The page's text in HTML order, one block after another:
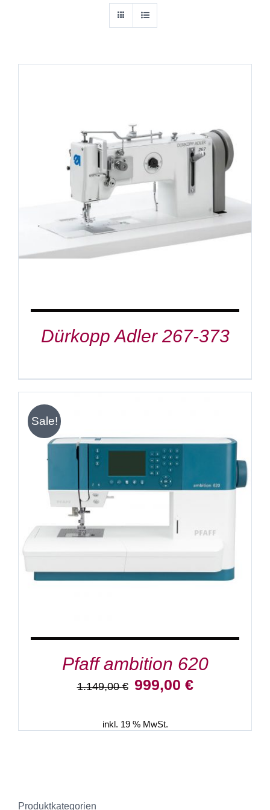
DETAILS
Dürkopp Adler 267-373
Sale!
IN DEN WARENKORB
Pfaff ambition 620
1.149,00€ Ursprünglicher
1.149,00 €
999,00 €Aktueller
inkl. 19 % MwSt.
Produktkategorien